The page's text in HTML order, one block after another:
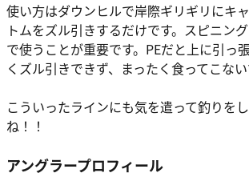
使い方はダウンヒルで岸際ギリギリにキ
トムをズル引きするだけです。スピニン
で使うことが重要です。PEだと上に引っ
くズル引きできず、まったく食ってこない
こういったラインにも気を遣って釣りを
ね！！
アングラープロフィール